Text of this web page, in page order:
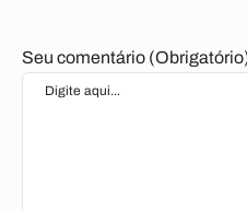
Seu comentário